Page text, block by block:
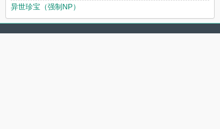
异世珍宝（强制NP）